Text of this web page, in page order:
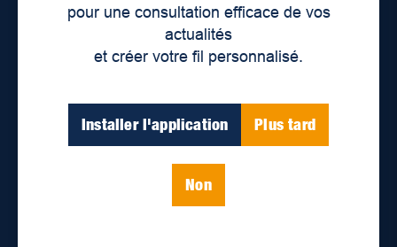
pour une consultation efficace de vos
actualités
et créer votre fil personnalisé.
Installer l'application Plus tard
Non
Lieux de distribution